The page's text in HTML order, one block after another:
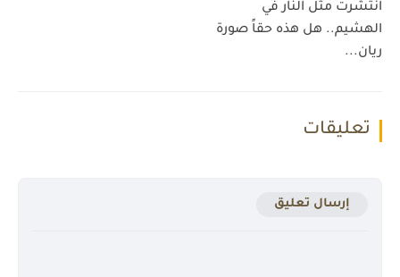
انتشرت مثل النار في
الهشيم.. هل هذه حقاً صورة
ريان...
تعليقات
إرسال تعليق